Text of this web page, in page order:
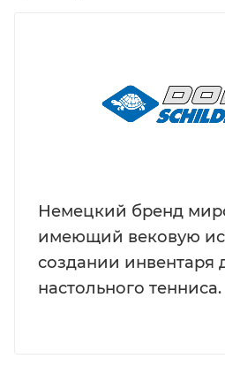
Немецкий бренд
имеющий вековую
создании инвентаря
настольного тенниса.